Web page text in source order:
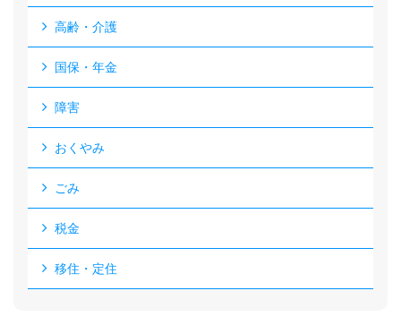
高齢・介護
国保・年金
障害
おくやみ
ごみ
税金
移住・定住